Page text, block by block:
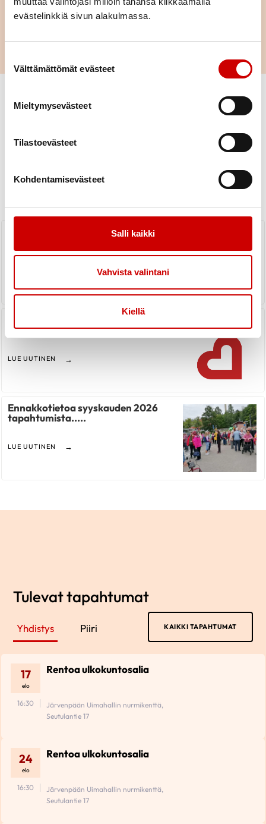
evästelinkkiä sivun alakulmassa.
Välttämättömät evästeet
Mieltymysevästeet
Tilastoevästeet
Kohdentamisevästeet
Salli kaikki
Vahvista valintani
Kiellä
tietokoneelle.
poistettavaksi ottamalla yhteyttä ryhmän/kerhon ohjaajaan tai
KAIKKI UUTISET
Järvenpään sydänyhdistyksen
toimintaa syksyllä 2026
LUE UUTINEN
Ennakkotietoa syyskauden 2026
tapahtumista.....
LUE UUTINEN
Tulevat tapahtumat
Yhdistys Piiri KAIKKI TAPAHTUMAT
17
elo
Rentoa ulkokuntosalia
16:30
Järvenpään Uimahallin nurmikenttä,
Seutulantie 17
24
elo
Rentoa ulkokuntosalia
16:30
Järvenpään Uimahallin nurmikenttä,
Seutulantie 17